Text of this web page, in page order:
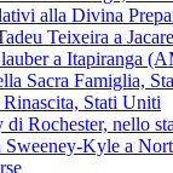
alla Divina
Teixeira a
a Itapiranga
Sacra Famiglia,
Stati Uniti
di Rochester, nello
Sweeney-Kyle a